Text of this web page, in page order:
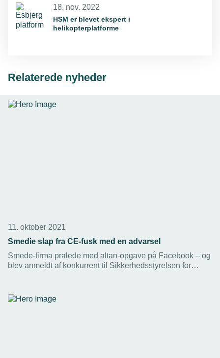
18. nov. 2022
HSM er blevet ekspert i
helikopterplatforme
Relaterede nyheder
11. oktober 2021
Smedie slap fra CE-fusk med en advarsel
Smede-firma pralede med altan-opgave på Facebook – og
blev anmeldt af konkurrent til Sikkerhedsstyrelsen for
TEKNIQ Arbejdsgiverne.